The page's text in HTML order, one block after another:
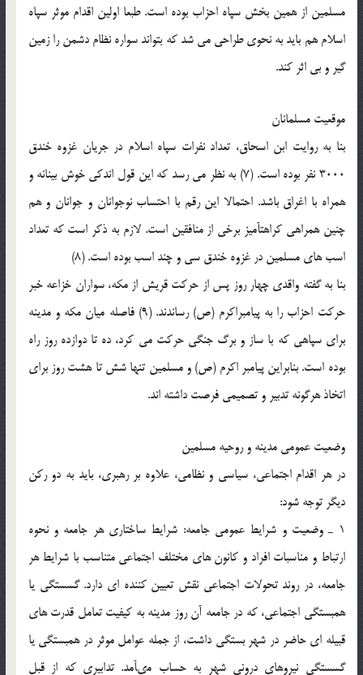
مسلمین از همین بخش سپاه احزاب بوده است. طبعا اولین اقدام موثر سپاه
اسلام هم باید به نحوى طراحى مى شد که بتواند سواره نظام دشمن را زمین
گیر و بى اثر کند.
موقعیت مسلمانان
بنا به روایت ابن اسحاق، تعداد نفرات سپاه اسلام در جریان غزوه خندق
3000 نفر بوده است. (7) به نظر مى رسد که این قول اندکى خوش بینانه و
همراه با اغراق باشد. احتمالا این رقم با احتساب نوجوانان و جوانان و هم
چنین همراهى کراهتآمیز برخى از منافقین است. لازم به ذکر است که تعداد
اسب هاى مسلمین در غزوه خندق سى و چند اسب بوده است. (8)
بنا به گفته واقدى چهار روز پس از حرکت قریش از مکه، سواران خزاعه خبر
حرکت احزاب را به پیامبراکرم (ص) رساندند. (9) فاصله میان مکه و مدینه
براى سپاهى که با ساز و برگ جنگى حرکت مى کرد، ده تا دوازده روز راه
بوده است. بنابراین پیامبر اکرم (ص) و مسلمین تنها شش تا هشت روز براى
اتخاذ هرگونه تدبیر و تصمیمى فرصت داشته اند.
وضعیت عمومى مدینه و روحیه مسلمین
در هر اقدام اجتماعى، سیاسى و نظامى، علاوه بر رهبرى، باید به دو رکن
دیگر توجه شود:
1 ـ وضعیت و شرایط عمومى جامعه: شرایط ساختارى هر جامعه و نحوه
ارتباط و مناسبات افراد و کانون هاى مختلف اجتماعى متناسب با شرایط هر
جامعه، در روند تحولات اجتماعى نقش تعیین کننده اى دارد. گسستگى یا
همبستگى اجتماعى، که در جامعه آن روز مدینه به کیفیت تعامل قدرت هاى
قبیله اى حاضر در شهر بستگى داشت، از جمله عوامل موثر در همبستگى یا
گسستگى نیروهاى درونى شهر به حساب مىآمد. تدابیرى که از قبل